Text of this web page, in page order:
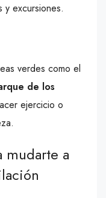
y excursiones.
verdes como el
de los
ejercicio o
mudarte a